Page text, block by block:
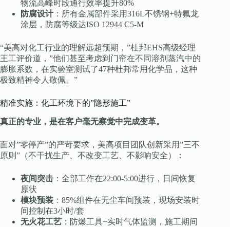
物流高峰时段通行效率提升80%
防腐设计：所有金属部件采用316L不锈钢+特氟龙
涂层，防腐等级达ISO 12944 C5-M
“美高对化工行业的理解远超预期，”杜邦EHS高级经理
王工评价道，”他们甚至考虑到门帘在不同溶剂蒸汽中的
膨胀系数，在实验室测试了47种杜邦常用化学品，这种
极致精神令人敬佩。”
精准实施：化工环境下的”隐形施工”
真正的专业，是在客户毫无察觉中完成变革。
面对”零停产”的严苛要求，美高项目团队创新采用”三不
原则”（不干扰生产、不改变工艺、不影响安全）：
夜间突击 ：全部工作在22:00-5:00进行，日间恢复
原状
模块预装 ：85%组件在无尘车间预装，现场安装时
间控制在3小时/套
无火花工艺 ：防爆工具+实时气体监测，施工期间